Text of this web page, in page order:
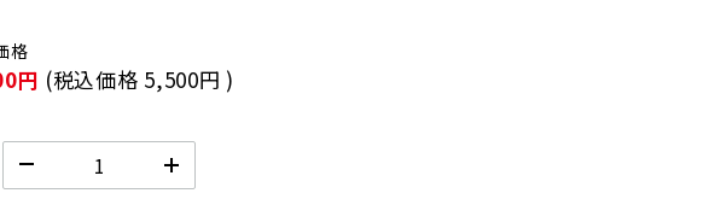
円 (税込価格 5,500円 )